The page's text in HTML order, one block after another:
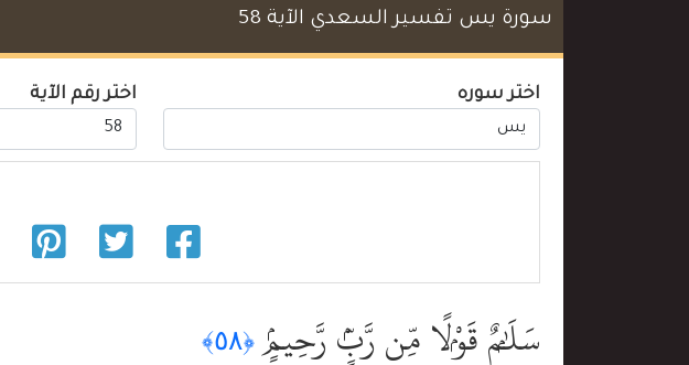
سورة يس تفسير السعدي الآية 58
اختر سوره اختر رقم الآية
سَلَٰمٌۭ قَوْلًۭا مِّن رَّبٍّۢ رَّحِيمٍۢ ﴿٥٨﴾